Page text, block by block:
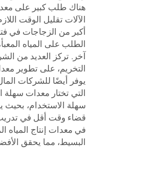
هناك طلب كبير على
الآلات تقليل الوقت
أكبر من الزجاجات في
الطلب على المياه
آخر. تركز العديد من
التخريم، على تطوير
يوفر أيضًا للشركات
التي تختار معدات سهلة
سهلة الاستخدام، بحيث
قضاء وقت أقل في تدريب
في معدات إنتاج المياه
البسيط، مما يحقق